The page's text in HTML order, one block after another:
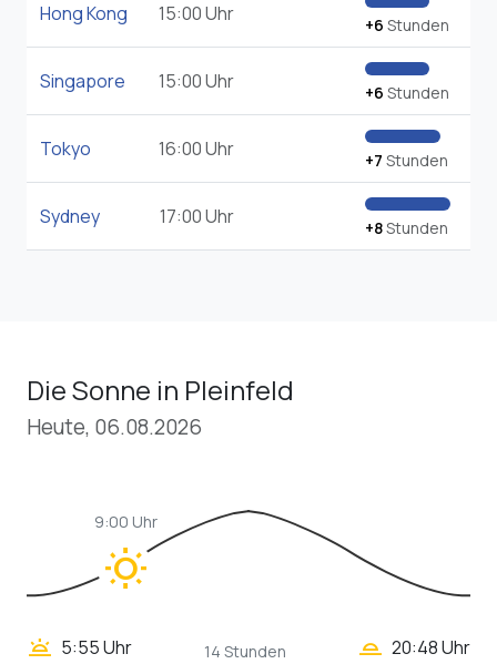
Hong Kong 15:00 Uhr +6 Stunden
Singapore 15:00 Uhr +6 Stunden
Tokyo 16:00 Uhr +7 Stunden
Sydney 17:00 Uhr +8Stunden
Die Sonne in Pleinfeld
Heute, 06.08.2026
wb_sunny
9:00 Uhr
wb_twilight 5:55 Uhr
14 Stunden
wb_twilight_2 20:48 Uhr